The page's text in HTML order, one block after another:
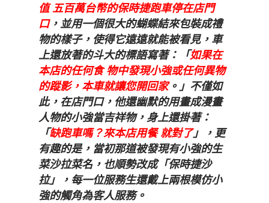
值 五百萬台幣的保時捷跑車停在店門
口，並用一個很大的蝴蝶結來包裝成禮
物的樣子，使得它遠遠就能被看見，車
上還放著的斗大的標語寫著：「如果在
本店的任何食 物中發現小強或任何異物
的蹤影，本車就讓您開回家。」不僅如
此，在店門口，他還幽默的用畫成漫畫
人物的小強當吉祥物，身上還掛著：
「缺跑車嗎？來本店用餐 就對了」，更
有趣的是，當初那道被發現有小強的生
菜沙拉菜名，也順勢改成「保時捷沙
拉」，每一位服務生還戴上兩根模仿小
強的觸角為客人服務。